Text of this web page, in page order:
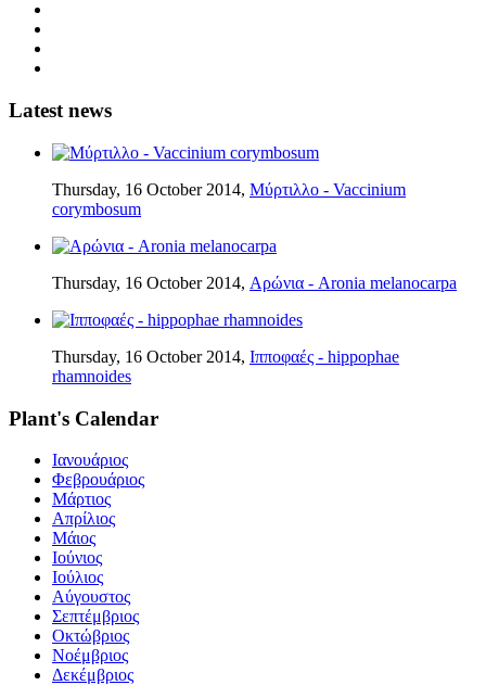
Latest news
Thursday, 16 October 2014, Μύρτιλλο - Vaccinium
corymbosum
Thursday, 16 October 2014, Αρώνια - Aronia melanocarpa
Thursday, 16 October 2014, Ιπποφαές - hippophae
rhamnoides
Plant's Calendar
Ιανουάριος
Φεβρουάριος
Μάρτιος
Απρίλιος
Μάιος
Ιούνιος
Ιούλιος
Αύγουστος
Σεπτέμβριος
Οκτώβριος
Νοέμβριος
Δεκέμβριος